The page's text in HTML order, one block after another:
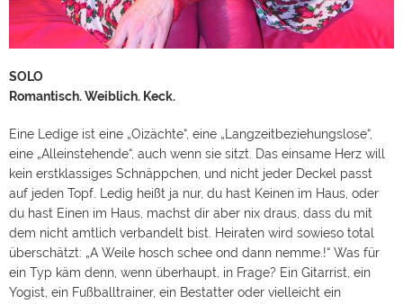
SOLO
Romantisch. Weiblich. Keck.
Eine Ledige ist eine „Oizächte“, eine „Langzeitbeziehungslose“,
eine „Alleinstehende“, auch wenn sie sitzt. Das einsame Herz will
kein erstklassiges Schnäppchen, und nicht jeder Deckel passt
auf jeden Topf. Ledig heißt ja nur, du hast Keinen im Haus, oder
du hast Einen im Haus, machst dir aber nix draus, dass du mit
dem nicht amtlich verbandelt bist. Heiraten wird sowieso total
überschätzt: „A Weile hosch schee ond dann nemme.!“ Was für
ein Typ käm denn, wenn überhaupt, in Frage? Ein Gitarrist, ein
Yogist, ein Fußballtrainer, ein Bestatter oder vielleicht ein